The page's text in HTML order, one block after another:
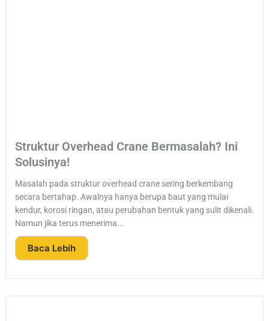
Struktur Overhead Crane Bermasalah? Ini
Solusinya!
Masalah pada struktur overhead crane sering berkembang
secara bertahap. Awalnya hanya berupa baut yang mulai
kendur, korosi ringan, atau perubahan bentuk yang sulit dikenali.
Namun jika terus menerima...
Baca Lebih